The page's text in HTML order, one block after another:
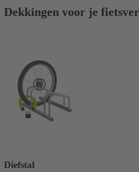
Dekkingen voor je
Diefstal